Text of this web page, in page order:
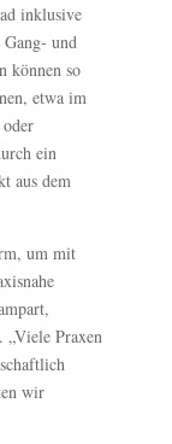
inklusive
und
können so
etwa im
ein
aus dem
um mit
„Viele Praxen
wir